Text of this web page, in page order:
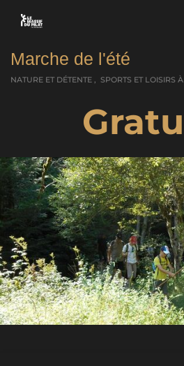
Marche de l'été
NATURE ET DÉTENTE , SPORTS ET LOISIRS